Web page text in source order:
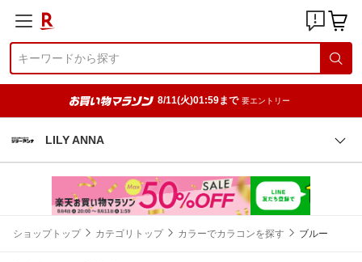
8/11(火)01:59まで 要エントリー
LILY ANNA
ショップトップ カテゴリトップ カラーでカラコンを探す ブルー